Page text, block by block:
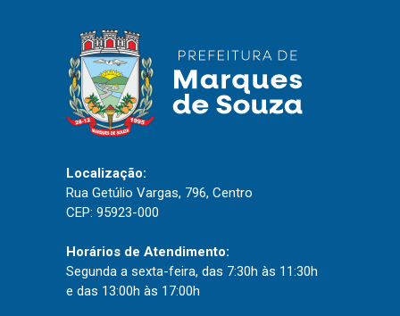
Publicações
Diário Oficial (Até 30/04)
Recursos Humanos
Seletivo Simplificado
Concursos
Localização:
Rua Getúlio Vargas, 796, Centro
CEP: 95923-000
Horários de Atendimento:
Segunda a sexta-feira, das 7:30h às 11:30h
e das 13:00h às 17:00h